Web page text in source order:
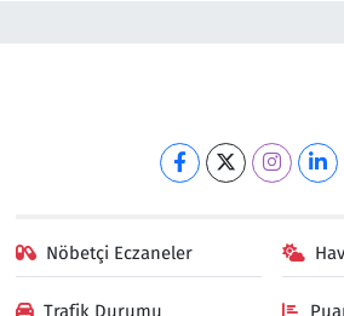
Nöbetçi Eczaneler
Trafik Durumu